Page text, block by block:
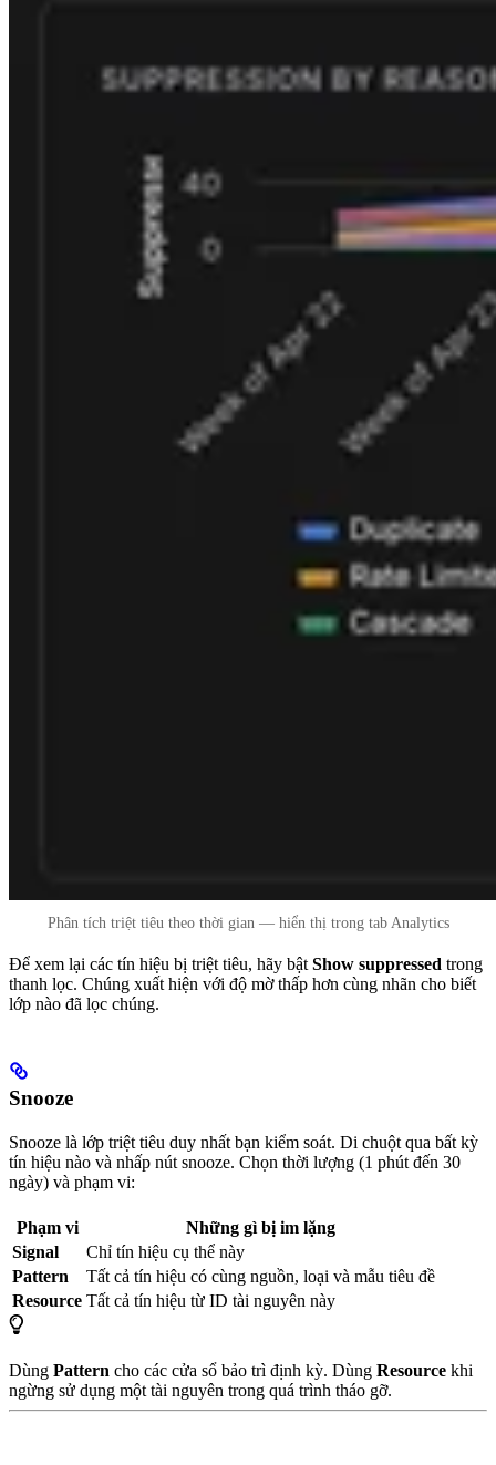
Phân tích triệt tiêu theo thời gian — hiển thị trong tab Analytics
Để xem lại các tín hiệu bị triệt tiêu, hãy bật Show suppressed trong
thanh lọc. Chúng xuất hiện với độ mờ thấp hơn cùng nhãn cho biết
lớp nào đã lọc chúng.
Snooze
Snooze là lớp triệt tiêu duy nhất bạn kiểm soát. Di chuột qua bất kỳ
tín hiệu nào và nhấp nút snooze. Chọn thời lượng (1 phút đến 30
ngày) và phạm vi:
Phạm vi
Những gì bị im lặng
Signal
Chỉ tín hiệu cụ thể này
Pattern
Tất cả tín hiệu có cùng nguồn, loại và mẫu tiêu đề
Resource Tất cả tín hiệu từ ID tài nguyên này
Dùng Pattern cho các cửa sổ bảo trì định kỳ. Dùng Resource khi
ngừng sử dụng một tài nguyên trong quá trình tháo gỡ.